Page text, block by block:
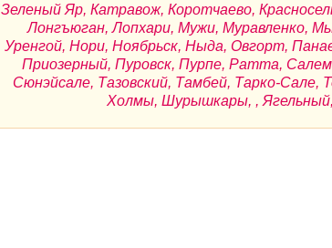
Зеленый Яр, Катравож, Коротчаево,
Лонгъюган, Лопхари, Мужи, Муравленко,
Уренгой, Нори, Ноябрьск, Ныда, Овгорт,
Приозерный, Пуровск, Пурпе, Ратта,
Сюнэйсале, Тазовский, Тамбей, Тарко-Сале,
Холмы, Шурышкары, ,